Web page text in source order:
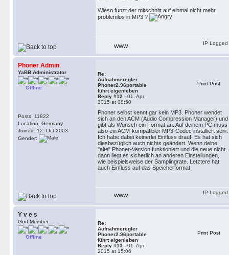
Wieso funzt der mitschnitt auf einmal nicht mehr
problemlos in MP3 ?
WWW
IP Logged
Phoner Admin
YaBB Administrator
Offline
Posts: 11822
Location: Germany
Joined: 12. Oct 2003
Gender:
Re:
Aufnahmeregler
Phoner2.96portable
führt eigenleben
Reply #12 - 01. Apr
2015 at 08:50
Print Post
Phoner selbst kennt gar kein MP3. Phoner wendet
sich an den ACM (Audio Compression Manager) und
gibt als Wunsch ein Format an. Auf deinem PC muss
also ein ACM-kompatibler MP3-Codec installiert sein.
Ich habe dabei keinerlei Einfluss drauf. Es hat sich
diesbezüglich auch nichts geändert. Wenn deine
"alte" Phoner-Version funktioniert und die neue nicht,
dann liegt es sicherlich an anderen Einstellungen,
wie beispielsweise der Samplingrate. Letztere hat
auch Einfluss auf das Speicherformat.
WWW
IP Logged
Y v e s
God Member
Offline
Re:
Aufnahmeregler
Phoner2.96portable
führt eigenleben
Reply #13 - 01. Apr
2015 at 15:06
Print Post